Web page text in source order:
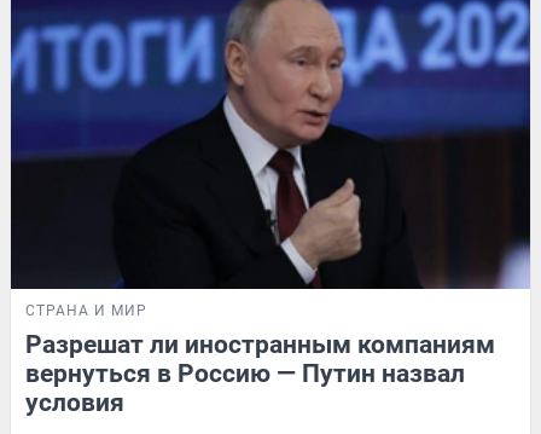
СТРАНА И МИР
Разрешат ли иностранным компаниям
вернуться в Россию — Путин назвал
условия